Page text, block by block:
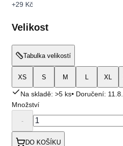
+29 Kč
Velikost
Tabulka velikostí
XS S M L XL
Na skladě: >5 ks• Doručení: 11.8.
Množství
-
DO KOŠÍKU